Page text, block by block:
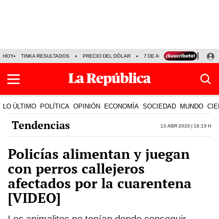
HOY TINKA RESULTADOS PRECIO DEL DÓLAR 7 DE AGOSTO OLLANTA
LO ÚLTIMO POLÍTICA OPINIÓN ECONOMÍA SOCIEDAD MUNDO
Tendencias 13 Abr 2020 | 18:19 h
Policías alimentan y juegan
con perros callejeros
afectados por la cuarentena
[VIDEO]